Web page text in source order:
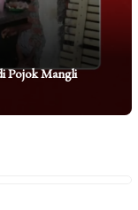
Pojok Mangli